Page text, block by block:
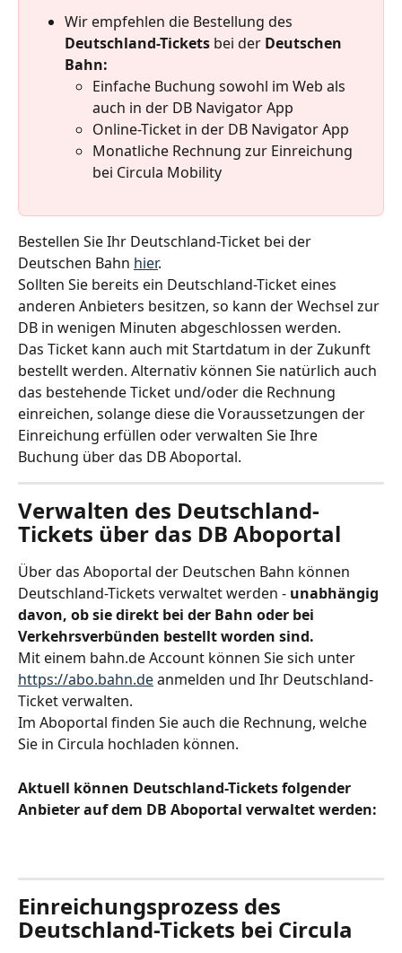
Wir empfehlen die Bestellung des
Deutschland-Tickets bei der Deutschen
Bahn:
Einfache Buchung sowohl im Web als
auch in der DB Navigator App
Online-Ticket in der DB Navigator App
Monatliche Rechnung zur Einreichung
bei Circula Mobility
Bestellen Sie Ihr Deutschland-Ticket bei der
Deutschen Bahn hier.
Sollten Sie bereits ein Deutschland-Ticket eines
anderen Anbieters besitzen, so kann der Wechsel zur
DB in wenigen Minuten abgeschlossen werden.
Das Ticket kann auch mit Startdatum in der Zukunft
bestellt werden. Alternativ können Sie natürlich auch
das bestehende Ticket und/oder die Rechnung
einreichen, solange diese die Voraussetzungen der
Einreichung erfüllen oder verwalten Sie Ihre
Buchung über das DB Aboportal.
Verwalten des Deutschland-
Tickets über das DB Aboportal
Über das Aboportal der Deutschen Bahn können
Deutschland-Tickets verwaltet werden - unabhängig
davon, ob sie direkt bei der Bahn oder bei
Verkehrsverbünden bestellt worden sind.
Mit einem bahn.de Account können Sie sich unter
https://abo.bahn.de anmelden und Ihr Deutschland-
Ticket verwalten.
Im Aboportal finden Sie auch die Rechnung, welche
Sie in Circula hochladen können.
Aktuell können Deutschland-Tickets folgender
Anbieter auf dem DB Aboportal verwaltet werden:
Einreichungsprozess des
Deutschland-Tickets bei Circula